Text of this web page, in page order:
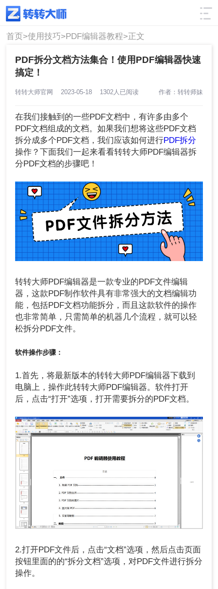
使用技巧 筛选
首页>使用技巧>PDF编辑器教程>正文
PDF拆分文档方法集合！使用PDF编辑器快速
搞定！
转转大师官网 2023-05-18 1302人已阅读 作者：转转师妹
在我们接触到的一些PDF文档中，有许多由多个
PDF文档组成的文档。如果我们想将这些PDF文档
拆分成多个PDF文档，我们应该如何进行PDF拆分
操作？下面我们一起来看看转转大师PDF编辑器拆
分PDF文档的步骤吧！
转转大师PDF编辑器是一款专业的PDF文件编辑
器，这款PDF制作软件具有非常强大的文档编辑功
能，包括PDF文档功能拆分，而且这款软件的操作
也非常简单，只需简单的机器几个流程，就可以轻
松拆分PDF文件。
软件操作步骤：
1.首先，将最新版本的转转大师PDF编辑器下载到
电脑上，操作此转转大师PDF编辑器。软件打开
后，点击“打开”选项，打开需要拆分的PDF文档。
2.打开PDF文件后，点击“文档”选项，然后点击页面
按钮里面的的“拆分文档”选项，对PDF文件进行拆分
操作。